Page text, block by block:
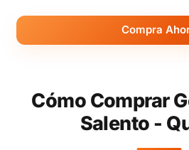
Compra
Cómo Comprar
Salento -